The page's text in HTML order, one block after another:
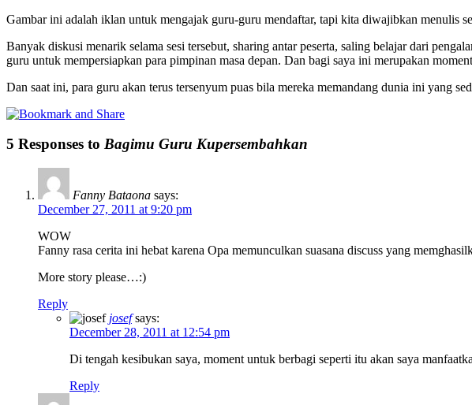
Gambar ini adalah iklan untuk mengajak guru-guru mendaftar, tapi kita diwajibkan menulis
Banyak diskusi menarik selama sesi tersebut, sharing antar peserta, saling belajar dari
guru untuk mempersiapkan para pimpinan masa depan. Dan bagi saya ini merupakan
Dan saat ini, para guru akan terus tersenyum puas bila mereka memandang dunia ini yang
5 Responses to Bagimu Guru Kupersembahkan
Fanny Bataona says:
December 27, 2011 at 9:20 pm
WOW
Fanny rasa cerita ini hebat karena Opa memunculkan suasana discuss yang
More story please…:)
Reply
josef says:
December 28, 2011 at 12:54 pm
Di tengah kesibukan saya, moment untuk berbagi seperti itu akan saya
Reply